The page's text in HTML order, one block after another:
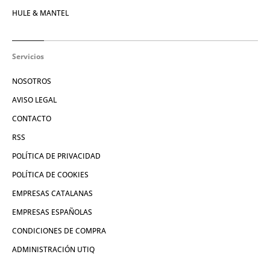
HULE & MANTEL
Servicios
NOSOTROS
AVISO LEGAL
CONTACTO
RSS
POLÍTICA DE PRIVACIDAD
POLÍTICA DE COOKIES
EMPRESAS CATALANAS
EMPRESAS ESPAÑOLAS
CONDICIONES DE COMPRA
ADMINISTRACIÓN UTIQ